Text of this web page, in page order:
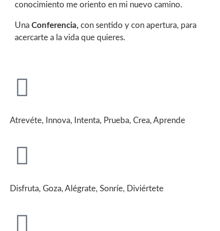
conocimiento me oriento en mi nuevo camino.
Una Conferencia, con sentido y con apertura, para
acercarte a la vida que quieres.
Atrevéte, Innova, Intenta, Prueba, Crea, Aprende
Disfruta, Goza, Alégrate, Sonríe, Diviértete